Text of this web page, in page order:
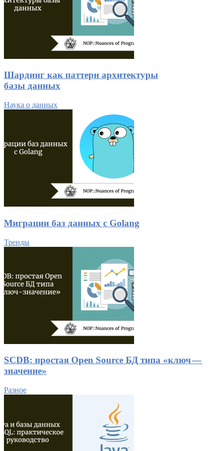
Шардинг как паттерн архитектуры
базы данных
Наука о данных
Миграции баз данных с Golang
Тренды
SCDB: простая Open Source БД типа «ключ —
значение»
Разное